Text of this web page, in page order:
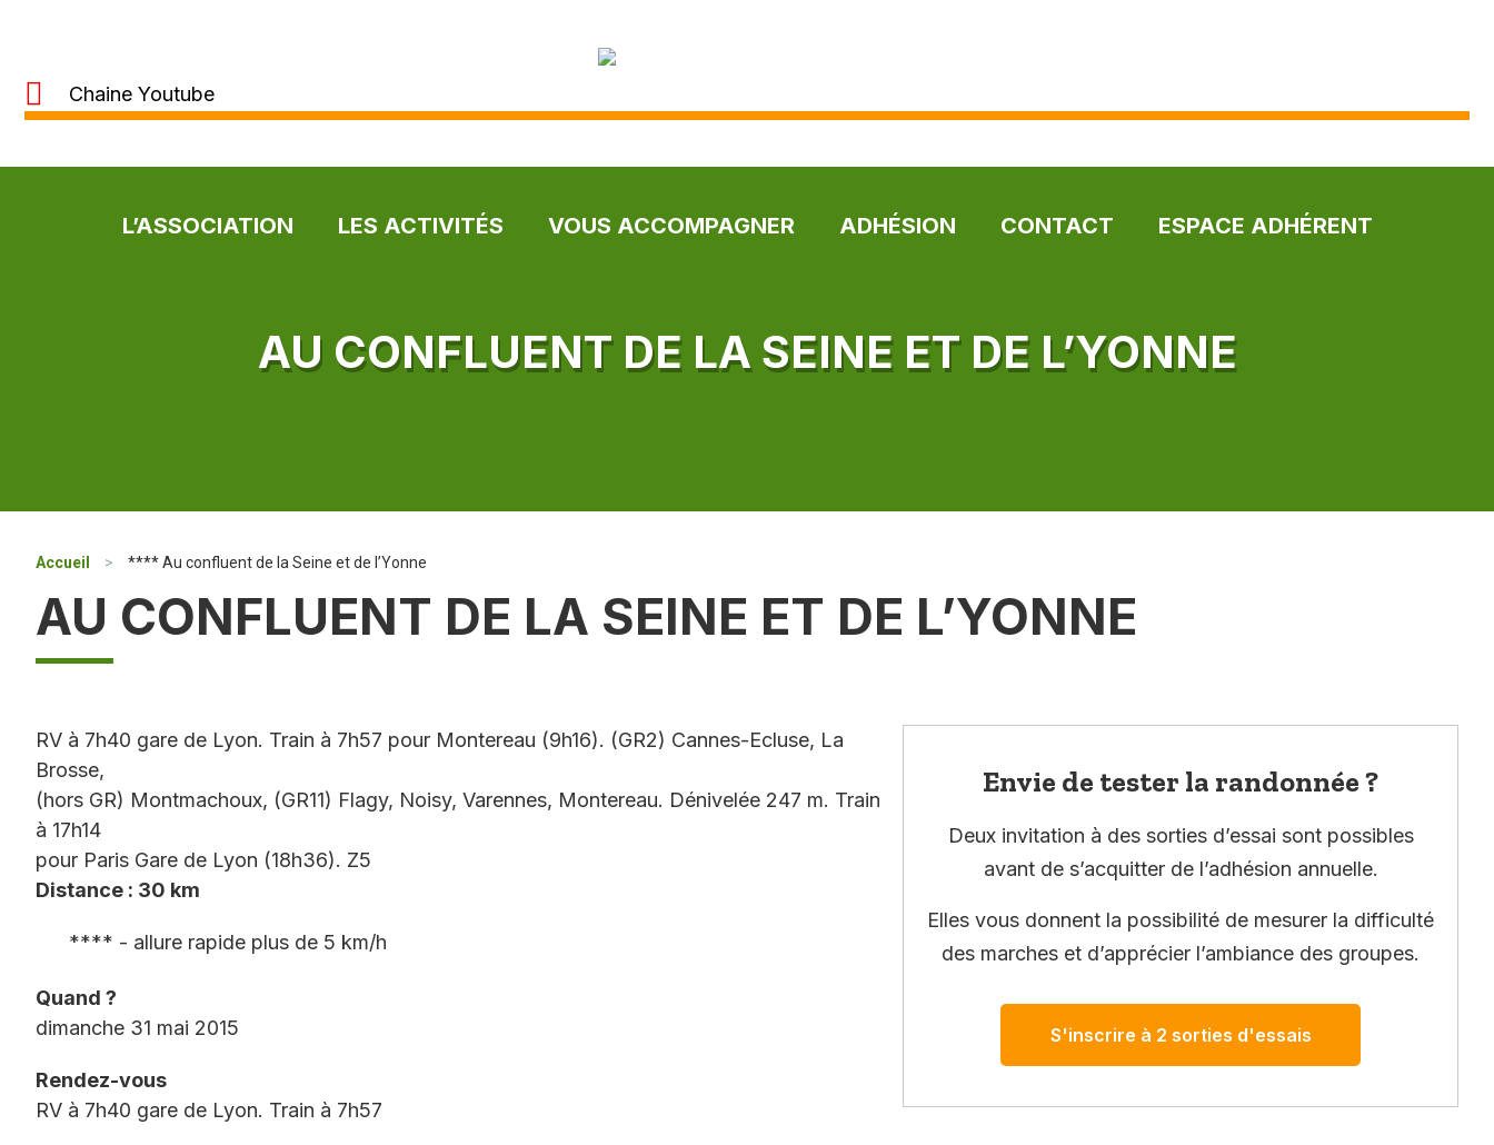
Chaine Youtube
L’ASSOCIATION LES ACTIVITÉS VOUS ACCOMPAGNER ADHÉSION CONTACT ESPACE ADHÉRENT
AU CONFLUENT DE LA SEINE ET DE L’YONNE
Accueil > **** Au confluent de la Seine et de l’Yonne
AU CONFLUENT DE LA SEINE ET DE L’YONNE
RV à 7h40 gare de Lyon. Train à 7h57 pour Montereau (9h16). (GR2) Cannes-Ecluse, La
Brosse,
(hors GR) Montmachoux, (GR11) Flagy, Noisy, Varennes, Montereau. Dénivelée 247 m. Train
à 17h14
pour Paris Gare de Lyon (18h36). Z5
Distance : 30 km
**** - allure rapide plus de 5 km/h
Quand ?
dimanche 31 mai 2015
Rendez-vous
RV à 7h40 gare de Lyon. Train à 7h57
Envie de tester la randonnée ?
Deux invitation à des sorties d’essai sont possibles
avant de s’acquitter de l’adhésion annuelle.
Elles vous donnent la possibilité de mesurer la difficulté
des marches et d’apprécier l’ambiance des groupes.
S'inscrire à 2 sorties d'essais